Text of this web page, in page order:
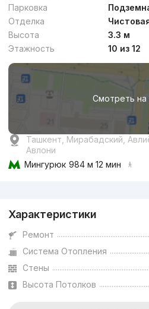
Парковка
Отделка
Высота
3.3 м
Этажность
10 из 12
Смотреть на
Ташкент, Мирабадский,
Авлони
Мингурюк 984 м 12 мин
Характеристики
Ремонт
Система Отопления
Стены
Высота Потолков